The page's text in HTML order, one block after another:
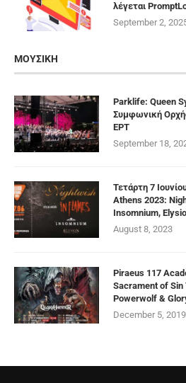
λέγεται
September 2,
ΜΟΥΣΙΚΗ
Parklife: Queen
Συμφωνική
ΕΡΤ
September 18,
Τετάρτη 7
Athens 2023:
Insomnium,
August 8, 2023
Piraeus 117
Sacrament of Sin
Powerwolf &
December 5, 2019